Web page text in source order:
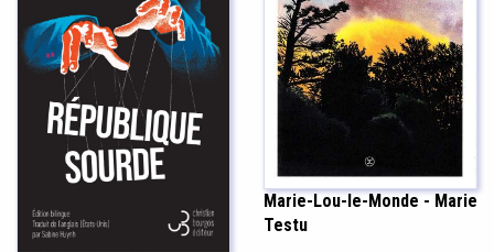
Marie-Lou-le-Monde - Marie
Testu